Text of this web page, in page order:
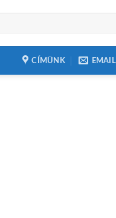
CÍMÜNK EMAIL